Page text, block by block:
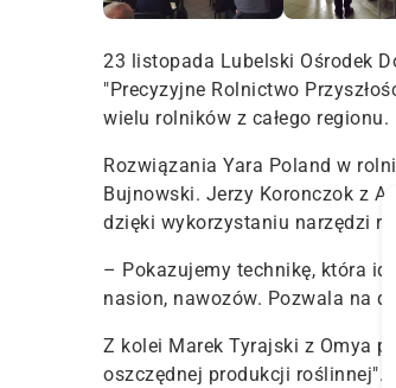
23 listopada Lubelski Ośrodek
"Precyzyjne Rolnictwo
wielu rolników z całego regionu.
Rozwiązania Yara Poland w
Bujnowski. Jerzy Koronczok z
dzięki wykorzystaniu narzędzi
– Pokazujemy technikę, która
nasion, nawozów. Pozwala na
Z kolei Marek Tyrajski z Omya
oszczędnej produkcji roślinnej".